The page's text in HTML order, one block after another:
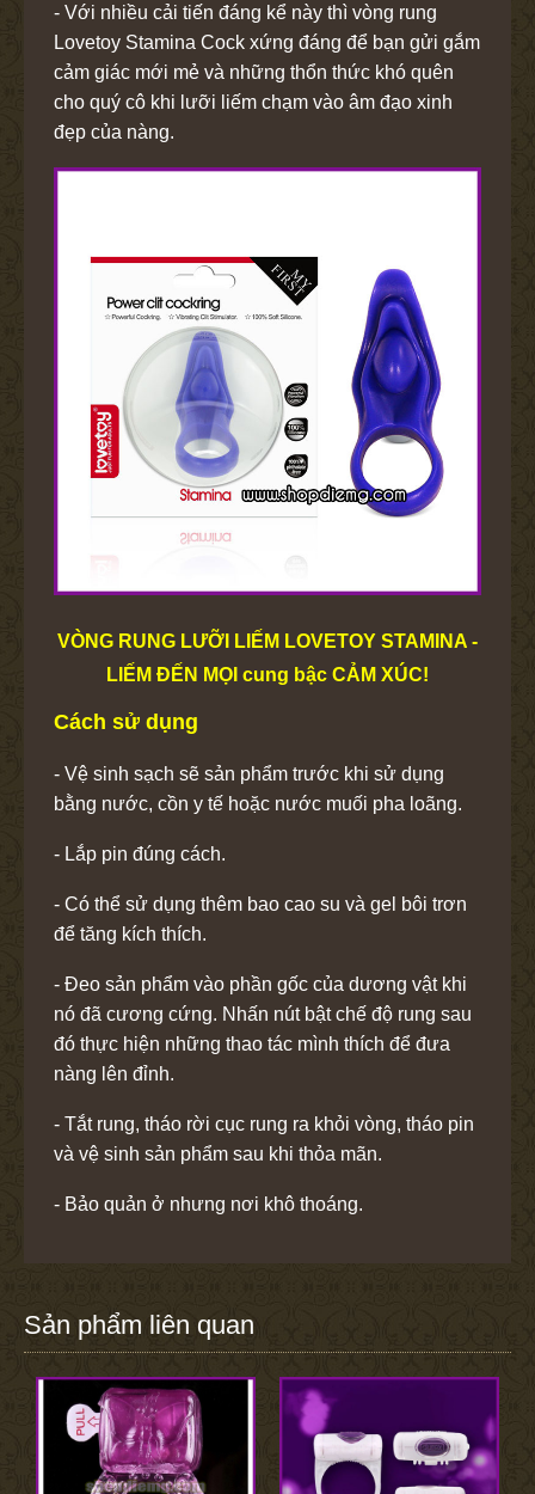
- Với nhiều cải tiến đáng kể này thì vòng rung
Lovetoy Stamina Cock xứng đáng để bạn gửi gắm
cảm giác mới mẻ và những thổn thức khó quên
cho quý cô khi lưỡi liếm chạm vào âm đạo xinh
đẹp của nàng.
VÒNG RUNG LƯỠI LIẾM LOVETOY STAMINA -
LIẾM ĐẾN MỌI cung bậc CẢM XÚC!
Cách sử dụng
- Vệ sinh sạch sẽ sản phẩm trước khi sử dụng
bằng nước, cồn y tế hoặc nước muối pha loãng.
- Lắp pin đúng cách.
- Có thể sử dụng thêm bao cao su và gel bôi trơn
để tăng kích thích.
- Đeo sản phẩm vào phần gốc của dương vật khi
nó đã cương cứng. Nhấn nút bật chế độ rung sau
đó thực hiện những thao tác mình thích để đưa
nàng lên đỉnh.
- Tắt rung, tháo rời cục rung ra khỏi vòng, tháo pin
và vệ sinh sản phẩm sau khi thỏa mãn.
- Bảo quản ở nhưng nơi khô thoáng.
Sản phẩm liên quan